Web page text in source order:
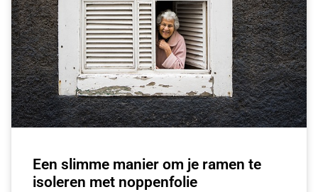
Een slimme manier om je ramen te
isoleren met noppenfolie